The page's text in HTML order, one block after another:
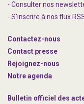
- Consulter nos newslet
- S'inscrire à nos flux
Contactez-nous
Contact presse
Rejoignez-nous
Notre agenda
Bulletin officiel des